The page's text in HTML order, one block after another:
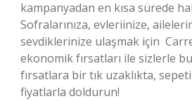
kampanyadan en kısa sürede
Sofralarınıza, evleriinize,
sevdiklerinize ulaşmak için
ekonomik fırsatları ile sizlerle
fırsatlara bir tık uzaklıkta,
fiyatlarla doldurun!